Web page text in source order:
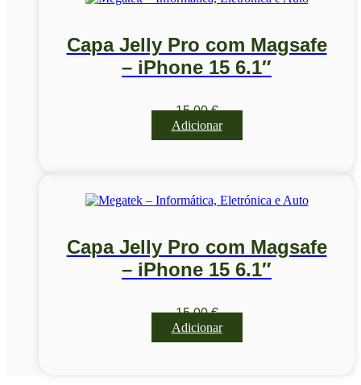
Capa Jelly Pro com Magsafe
– iPhone 15 6.1″
15,00€
Adicionar
Capa Jelly Pro com Magsafe
– iPhone 15 6.1″
15,00€
Adicionar